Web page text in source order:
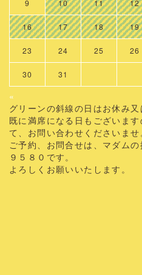
9 10 11 12
16 17 18 19
23 24 25 26
30 31
«
グリーンの斜線の日はお休み又
既に満席になる日もございま
て、お問い合わせくださいませ
ご予約、お問合せは、マダム
９５８０です。
よろしくお願いいたします。